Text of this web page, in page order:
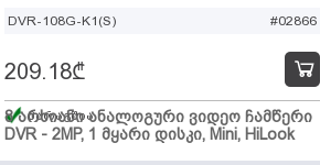
DVR-108G-K1(S) #02866
8 არხიანი ანალოგური ვიდეო ჩამწერი
DVR - 2MP, 1 მყარი დისკი, Mini, HiLook
209.18₾
მარაგშია